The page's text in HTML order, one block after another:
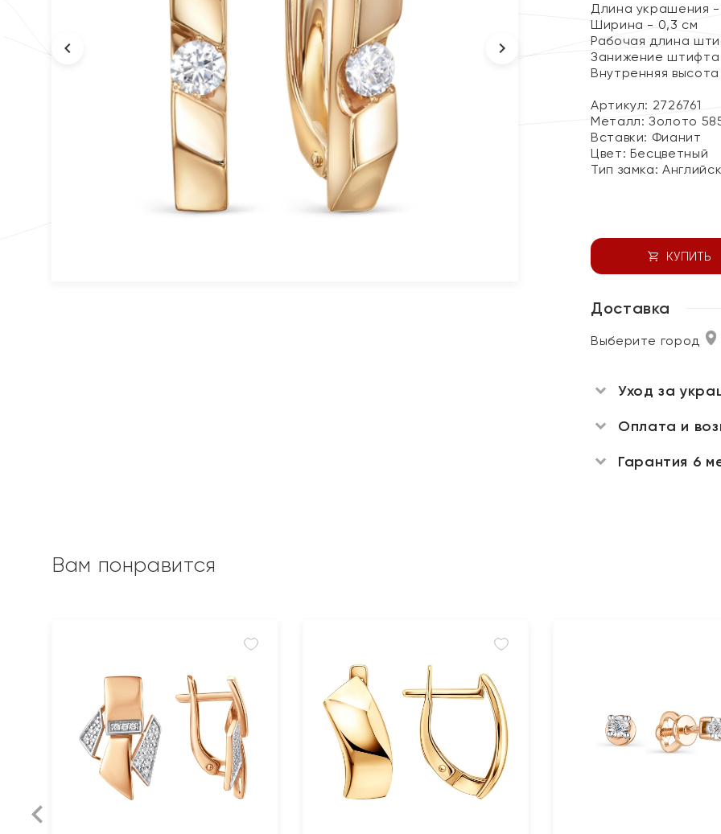
Длина украшения -
Ширина - 0,3 см
Рабочая длина
Занижение штифта
Внутренняя
Артикул: 2726761
Металл:Золото
Вставки: Фианит
Цвет: Бесцветный
Тип замка:
КУПИТЬ
Доставка
Выберите город
Уход за
Оплата и
Гарантия 6
Вам понравится